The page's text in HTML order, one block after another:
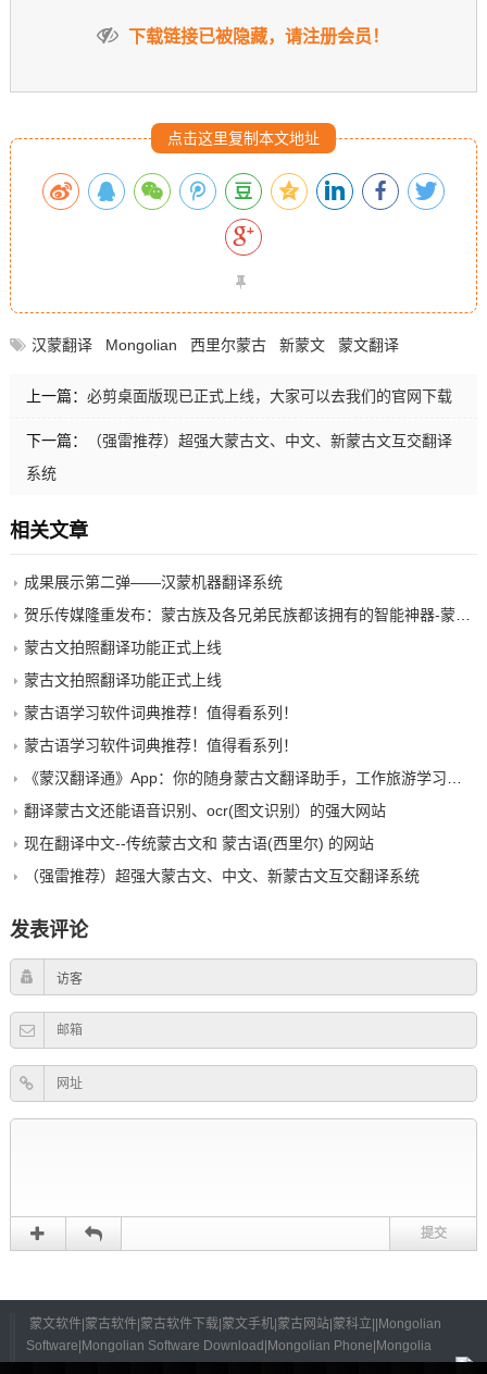
下载链接已被隐藏，请注册会员！
点击这里复制本文地址
汉蒙翻译 Mongolian 西里尔蒙古 新蒙文 蒙文翻译
上一篇： 必剪桌面版现已正式上线，大家可以去我们的官网下载
下一篇：
（强雷推荐）超强大蒙古文、中文、新蒙古文互交翻译
系统
相关文章
成果展示第二弹——汉蒙机器翻译系统
贺乐传媒隆重发布：蒙古族及各兄弟民族都该拥有的智能神器-蒙语AI
蒙古文拍照翻译功能正式上线
蒙古文拍照翻译功能正式上线
蒙古语学习软件词典推荐！值得看系列！
蒙古语学习软件词典推荐！值得看系列！
《蒙汉翻译通》App：你的随身蒙古文翻译助手，工作旅游学习蒙古语一网打尽！
翻译蒙古文还能语音识别、ocr(图文识别）的强大网站
现在翻译中文--传统蒙古文和 蒙古语(西里尔) 的网站
（强雷推荐）超强大蒙古文、中文、新蒙古文互交翻译系统
发表评论
蒙文软件|蒙古软件|蒙古软件下载|蒙文手机|蒙古网站|蒙科立||Mongolian
Software|Mongolian Software Download|Mongolian Phone|Mongolia